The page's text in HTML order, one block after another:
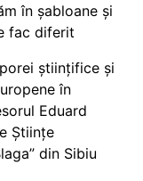
în șabloane și
fac diferit
științifice și
în
Eduard
Științe
din Sibiu